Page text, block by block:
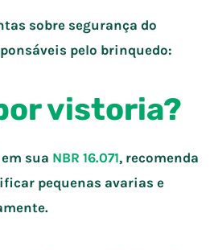
sobre segurança do
pelo brinquedo:
vistoria?
sua NBR 16.071, recomenda
pequenas avarias e